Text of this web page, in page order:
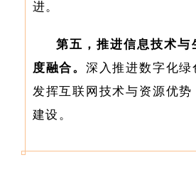
进。
第五，推进信息技术与
度融合。 深入推进数字化绿
发挥互联网技术与资源优
建设。